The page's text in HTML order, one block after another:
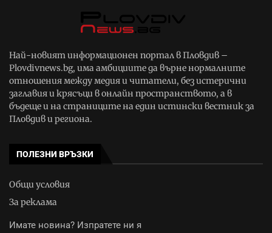
Най-новият информационен портал в Пловдив –
Plovdivnews.bg, има амбициите да върне нормалните
отношения между медия и читатели, без истерични
заглавия и крясъци в онлайн пространството, а в
бъдеще и на страниците на един истински вестник за
Пловдив и региона.
ПОЛЕЗНИ ВРЪЗКИ
Общи условия
За реклама
Имате новина? Изпратете ни я